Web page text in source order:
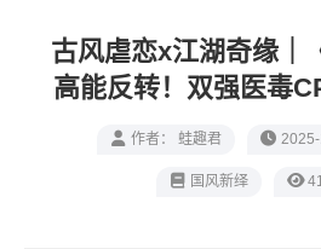
古风虐恋x江湖奇缘｜
高能反转！双强医毒
海深仇vs命定羁
作者： 蛙趣君
‌国风新绎